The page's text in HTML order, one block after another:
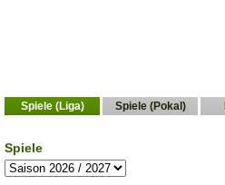
Spiele (Liga) Spiele (Pokal)
Spiele